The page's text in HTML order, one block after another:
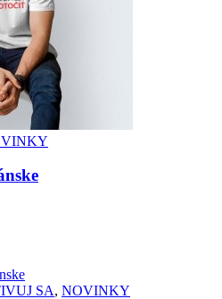
SA, NOVINKY